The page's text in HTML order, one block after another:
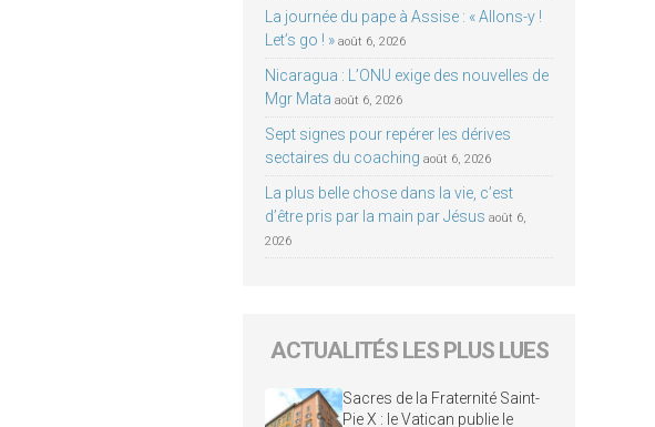
La journée du pape à Assise : « Allons-y !
Let’s go ! » août 6, 2026
Nicaragua : L’ONU exige des nouvelles de
Mgr Mata août 6, 2026
Sept signes pour repérer les dérives
sectaires du coaching août 6, 2026
La plus belle chose dans la vie, c’est
d’être pris par la main par Jésus août 6,
2026
ACTUALITÉS LES PLUS LUES
Sacres de la Fraternité Saint-
Pie X : le Vatican publie le